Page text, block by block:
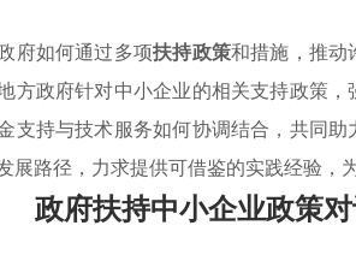
府如何通过多项扶持政策和措施，推动
方政府针对中小企业的相关支持政策，
支持与技术服务如何协调结合，共同
展路径，力求提供可借鉴的实践经验，
政府扶持中小企业政策